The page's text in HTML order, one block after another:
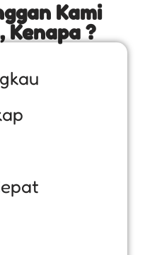
Kami
Kenapa ?